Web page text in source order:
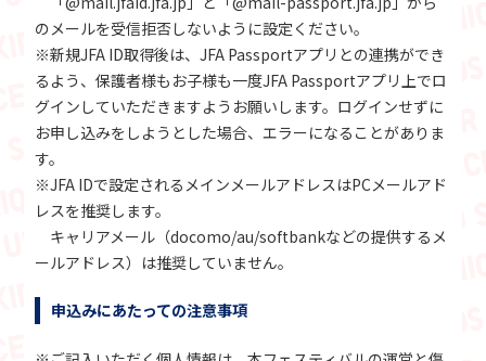
のメールを受信拒否しないように設定ください。
※新規JFA ID取得後は、JFA Passportアプリとの連携ができ
るよう、保護者様もお子様も一度JFA Passportアプリ上でロ
グインしていただきますようお願いします。ログインせずに
お申し込みをしようとした場合、エラーになることがありま
す。
※JFA IDで設定されるメインメールアドレスはPCメールアド
レスを推奨します。
キャリアメール（docomo/au/softbankなどの提供するメ
ールアドレス）は推奨していません。
申込みにあたっての注意事項